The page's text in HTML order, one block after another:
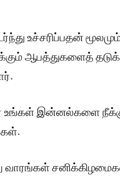
உச்சரிப்பதன்
ஆபத்துகளைத்
இன்னல்களை